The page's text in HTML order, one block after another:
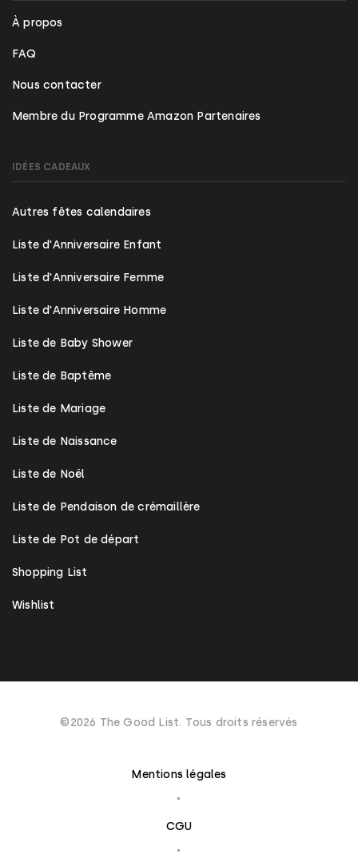
À propos
FAQ
Nous contacter
Membre du Programme Amazon Partenaires
IDÉES CADEAUX
Autres fêtes calendaires
Liste d'Anniversaire Enfant
Liste d'Anniversaire Femme
Liste d'Anniversaire Homme
Liste de Baby Shower
Liste de Baptême
Liste de Mariage
Liste de Naissance
Liste de Noël
Liste de Pendaison de crémaillère
Liste de Pot de départ
Shopping List
Wishlist
©2026 The Good List. Tous droits réservés
Mentions légales
CGU